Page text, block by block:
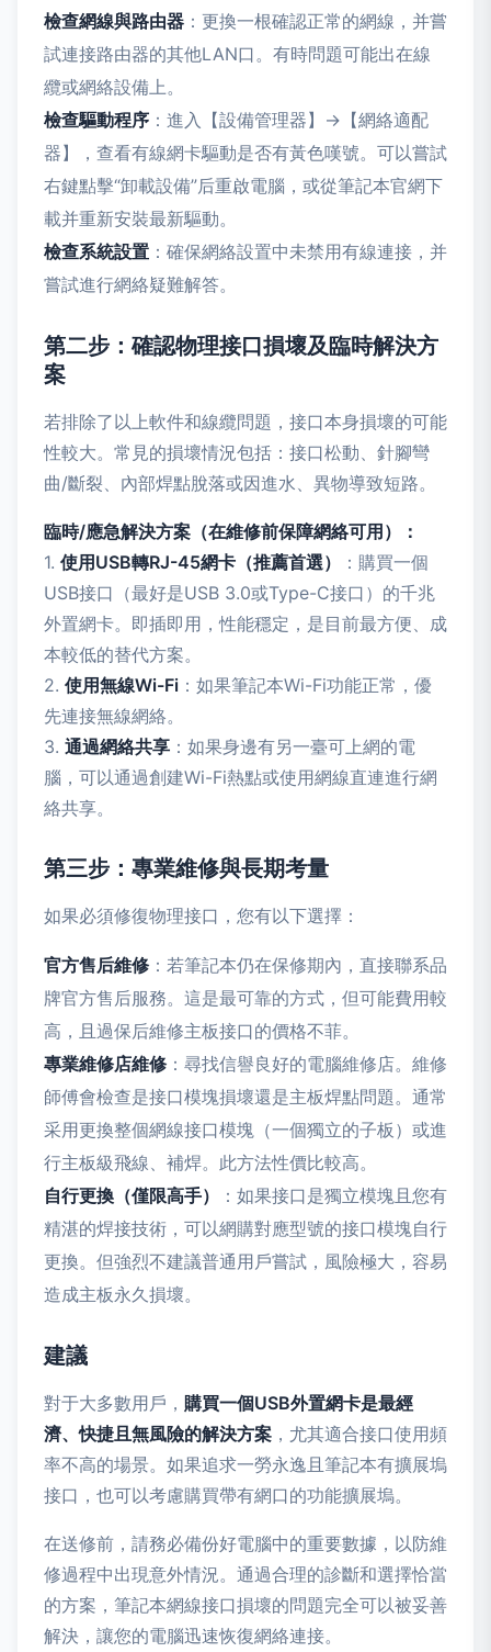
檢查網線與路由器 ：更換一根確認正常的網線，并嘗
試連接路由器的其他LAN口。有時問題可能出在線
纜或網絡設備上。
檢查驅動程序 ：進入【設備管理器】->【網絡適配
器】，查看有線網卡驅動是否有黃色嘆號。可以嘗試
右鍵點擊“卸載設備”后重啟電腦，或從筆記本官網下
載并重新安裝最新驅動。
檢查系統設置 ：確保網絡設置中未禁用有線連接，并
嘗試進行網絡疑難解答。
第二步：確認物理接口損壞及臨時解決方
案
若排除了以上軟件和線纜問題，接口本身損壞的可能
性較大。常見的損壞情況包括：接口松動、針腳彎
曲/斷裂、內部焊點脫落或因進水、異物導致短路。
臨時/應急解決方案（在維修前保障網絡可用）：
1. 使用USB轉RJ-45網卡（推薦首選）
：購買一個
USB接口（最好是USB 3.0或Type-C接口）的千兆
外置網卡。即插即用，性能穩定，是目前最方便、成
本較低的替代方案。
2. 使用無線Wi-Fi ：如果筆記本Wi-Fi功能正常，優
先連接無線網絡。
3. 通過網絡共享 ：如果身邊有另一臺可上網的電
腦，可以通過創建Wi-Fi熱點或使用網線直連進行網
絡共享。
第三步：專業維修與長期考量
如果必須修復物理接口，您有以下選擇：
官方售后維修 ：若筆記本仍在保修期內，直接聯系品
牌官方售后服務。這是最可靠的方式，但可能費用較
高，且過保后維修主板接口的價格不菲。
專業維修店維修 ：尋找信譽良好的電腦維修店。維修
師傅會檢查是接口模塊損壞還是主板焊點問題。通常
采用更換整個網線接口模塊（一個獨立的子板）或進
行主板級飛線、補焊。此方法性價比較高。
自行更換（僅限高手）
：如果接口是獨立模塊且您有
精湛的焊接技術，可以網購對應型號的接口模塊自行
更換。但強烈不建議普通用戶嘗試，風險極大，容易
造成主板永久損壞。
建議
對于大多數用戶， 購買一個USB外置網卡是最經
濟、快捷且無風險的解決方案 ，尤其適合接口使用頻
率不高的場景。如果追求一勞永逸且筆記本有擴展塢
接口，也可以考慮購買帶有網口的功能擴展塢。
在送修前，請務必備份好電腦中的重要數據，以防維
修過程中出現意外情況。通過合理的診斷和選擇恰當
的方案，筆記本網線接口損壞的問題完全可以被妥善
解決，讓您的電腦迅速恢復網絡連接。